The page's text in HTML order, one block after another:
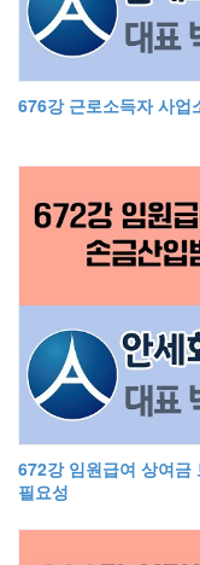
676강 근로소득자 사업
672강 임원급여 상여금
필요성